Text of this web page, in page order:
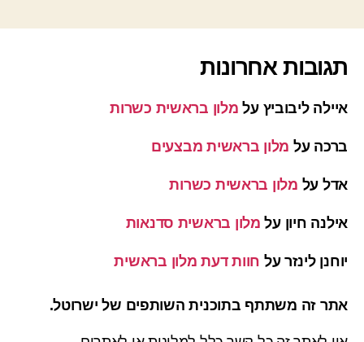
תגובות אחרונות
איילה ליבוביץ על מלון בראשית כשרות
ברכה על מלון בראשית מבצעים
אדל על מלון בראשית כשרות
אילנה חיון על מלון בראשית סדנאות
יוחנן לינזר על חוות דעת מלון בראשית
אתר זה משתתף בתוכנית השותפים של ישרוטל.